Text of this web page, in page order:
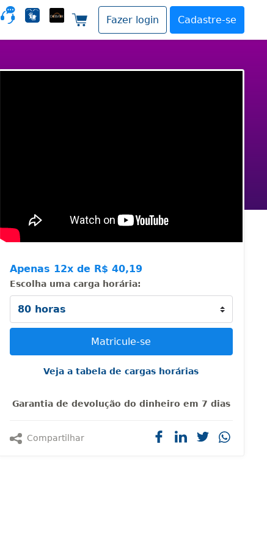
Carrinho de compras
Fazer login Cadastre-se
Apenas 12x de R$ 40,19
Escolha uma carga horária:
Veja a tabela de cargas horárias
Garantia de devolução do dinheiro em 7 dias
Compartilhar